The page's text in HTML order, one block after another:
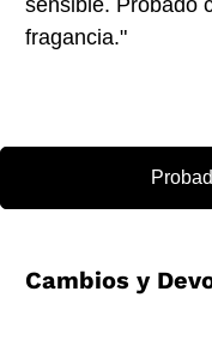
sensible. Probado
fragancia."
Cambios y